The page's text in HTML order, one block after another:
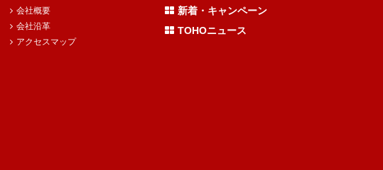
会社概要
会社沿革
アクセスマップ
新着・キャンペーン
TOHOニュース